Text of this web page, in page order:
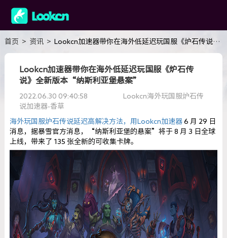
首页 > 资讯> Lookcn加速器带你在海外低延迟玩国服《炉石传说》全新版本“纳斯利亚堡悬案”
Lookcn加速器带你在海外低延迟玩国服《炉石传
说》全新版本“纳斯利亚堡悬案”
2022.06.30 09:40:58
Lookcn海外玩国服炉石传
说加速器-香草
海外玩国服炉石传说延迟高解决方法，用Lookcn加速器6 月 29 日
消息，据暴雪官方消息，“纳斯利亚堡的悬案”将于 8 月 3 日全球
上线，带来了 135 张全新的可收集卡牌。